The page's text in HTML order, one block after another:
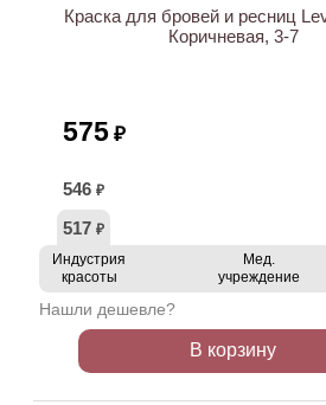
Краска для бровей и ресниц
Коричневая, 3-7
575 ₽
546 ₽
517 ₽
Индустрия
красоты
Мед.
учреждение
Нашли дешевле?
В корзину